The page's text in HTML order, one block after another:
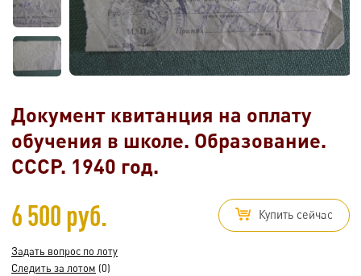
Документ квитанция на оплату
обучения в школе. Образование.
СССР. 1940 год.
6 500 руб. Купить сейчас
Задать вопрос по лоту
Следить за лотом (0)